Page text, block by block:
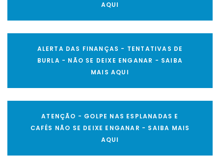
AQUI
ALERTA DAS FINANÇAS - TENTATIVAS DE
BURLA - NÃO SE DEIXE ENGANAR - SAIBA
MAIS AQUI
ATENÇÃO - GOLPE NAS ESPLANADAS E
CAFÉS NÃO SE DEIXE ENGANAR - SAIBA MAIS
AQUI